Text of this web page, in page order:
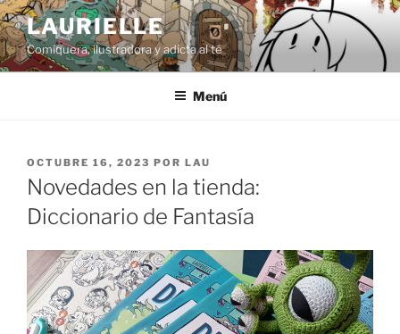
Saltar
al
contenido
LAURIELLE
Comiquera, ilustradora y adicta al té
Menú
PUBLICADO
EL
OCTUBRE 16, 2023 POR LAU
Novedades en la tienda:
Diccionario de Fantasía